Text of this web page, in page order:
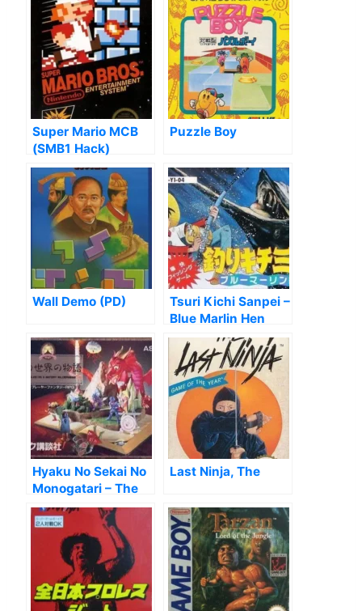
Super Mario MCB
(SMB1 Hack)
Puzzle Boy
Wall Demo (PD)
Tsuri Kichi Sanpei –
Blue Marlin Hen
Hyaku No Sekai No
Monogatari – The
Tales On A Watery
Wilderness [T-
Eng1.0]
Last Ninja, The